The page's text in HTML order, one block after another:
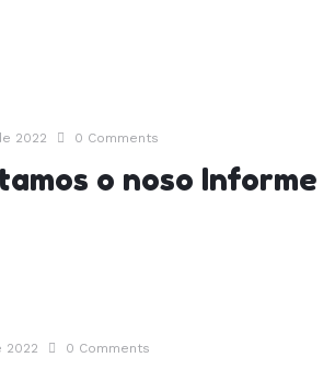
2022 0 Comments
o noso Informe
2022 0 Comments